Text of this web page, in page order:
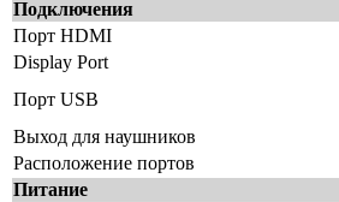
Подключения
Порт HDMI
Display Port
Порт USB
Выход для наушников
Расположение портов
Питание